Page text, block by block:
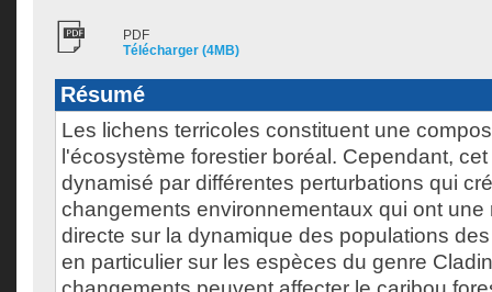
PDF
Télécharger (4MB)
Résumé
Les lichens terricoles constituent une
l'écosystème forestier boréal. Cependant,
dynamisé par différentes perturbations qui
changements environnementaux qui ont une
directe sur la dynamique des populations
en particulier sur les espèces du genre